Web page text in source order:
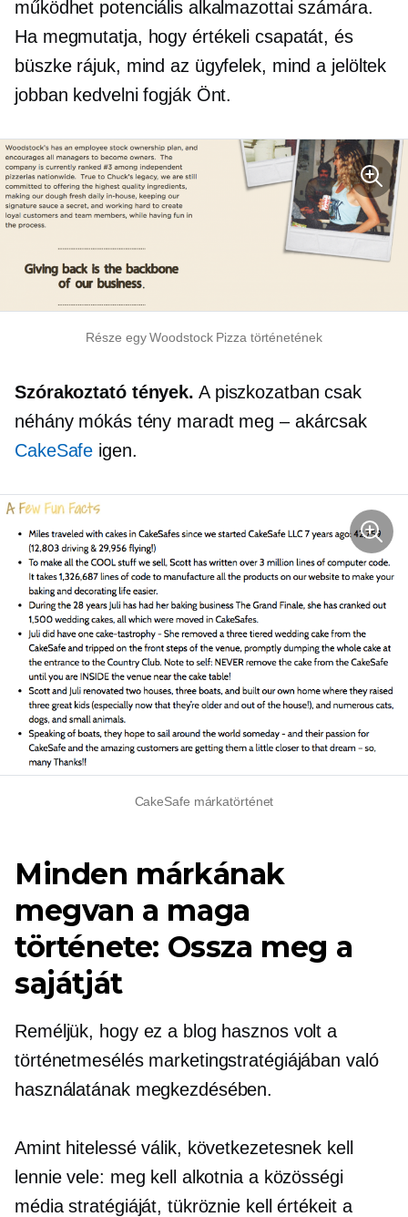
működhet potenciális alkalmazottai számára.
Ha megmutatja, hogy értékeli csapatát, és
büszke rájuk, mind az ügyfelek, mind a jelöltek
jobban kedvelni fogják Önt.
Része egy Woodstock Pizza történetének
Szórakoztató tények. A piszkozatban csak
néhány mókás tény maradt meg – akárcsak
CakeSafe igen.
CakeSafe márkatörténet
Minden márkának
megvan a maga
története: Ossza meg a
sajátját
Reméljük, hogy ez a blog hasznos volt a
történetmesélés marketingstratégiájában való
használatának megkezdésében.
Amint hitelessé válik, következetesnek kell
lennie vele: meg kell alkotnia a közösségi
média stratégiáját, tükröznie kell értékeit a